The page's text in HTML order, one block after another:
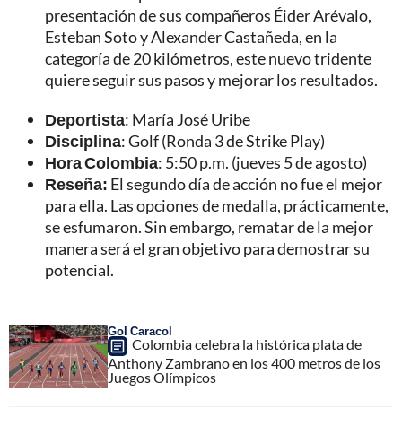
presentación de sus compañeros Éider Arévalo,
Esteban Soto y Alexander Castañeda, en la
categoría de 20 kilómetros, este nuevo tridente
quiere seguir sus pasos y mejorar los resultados.
Deportista: María José Uribe
Disciplina: Golf (Ronda 3 de Strike Play)
Hora Colombia: 5:50 p.m. (jueves 5 de agosto)
Reseña: El segundo día de acción no fue el mejor
para ella. Las opciones de medalla, prácticamente,
se esfumaron. Sin embargo, rematar de la mejor
manera será el gran objetivo para demostrar su
potencial.
Gol Caracol
Colombia celebra la histórica plata de
Anthony Zambrano en los 400 metros de los
Juegos Olímpicos